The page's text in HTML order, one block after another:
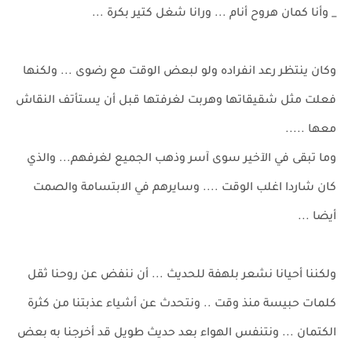
_ وأنا كمان هروح أنام ... ورانا شغل كتير بكرة ...
وكان ينتظر رعد انفراده ولو لبعض الوقت مع رضوى ... ولكنها
فعلت مثل شقيقاتها وهربت لغرفتها قبل أن يستأتف النقاش
معها .....
وما تبقى في الآخير سوى آسر وذهب الجميع لغرفهم... والذي
كان شاردا اغلب الوقت .... وسايرهم في الابتسامة والصمت
أيضا ...
ولكننا أحيانا نشعر بلهفة للحديث ... أن ننفض عن روحنا ثقل
كلمات حبيسة منذ وقت .. ونتحدث عن أشياء عذبتنا من كثرة
الكتمان ... ونتنفس الهواء بعد حديث طويل قد أخرجنا به بعض